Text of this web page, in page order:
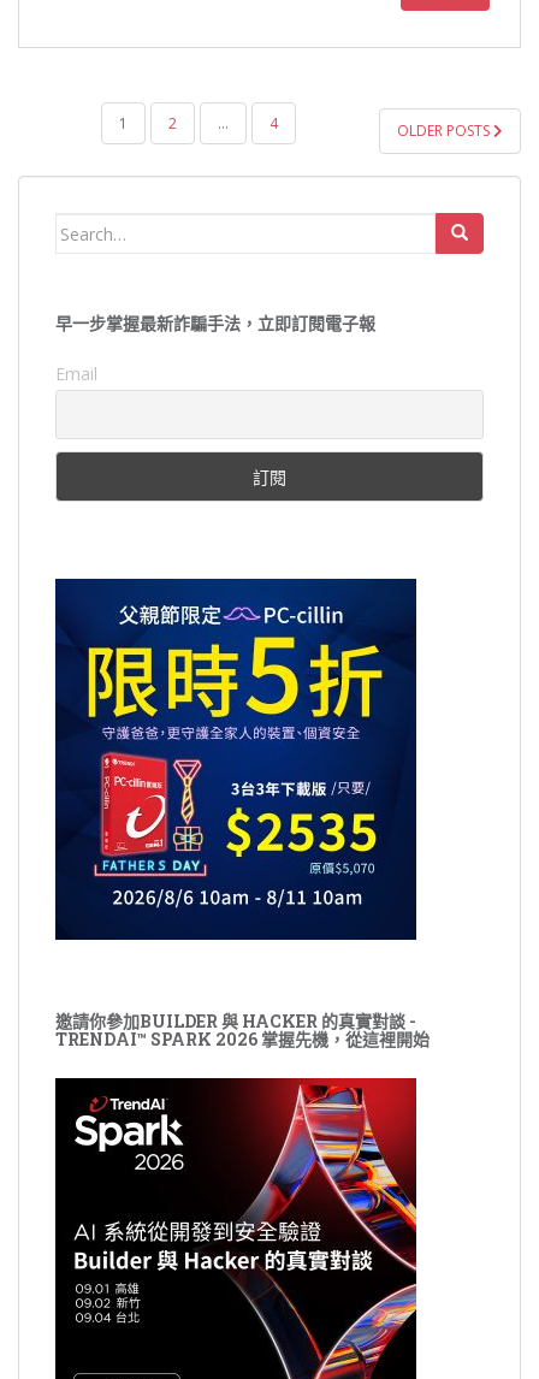
導
1 2 ... 4 OLDER POSTS
Search
早一步掌握最新詐騙手法，立即訂閱電子報
Email
邀請你參加BUILDER 與 HACKER 的真實對談 -
TRENDAI™ SPARK 2026 掌握先機，從這裡開始